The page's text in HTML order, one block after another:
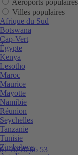
01 70 70 96 53
Aéroports populaires
Villes populaires
Afrique du Sud
Botswana
Cap-Vert
Égypte
Kenya
Lesotho
Maroc
Maurice
Mayotte
Namibie
Réunion
Seychelles
Tanzanie
Tunisie
Zimbabwe